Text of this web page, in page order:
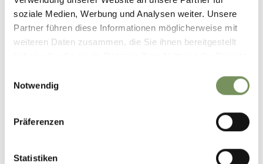
soziale Medien, Werbung und Analysen weiter. Unsere
Partner führen diese Informationen möglicherweise mit
weiteren Daten zusammen, die Sie ihnen bereitgestellt
Notwendig
Präferenzen
Statistiken
Walten 94 (Jaufenpass) 39015 Walten/St. Leonhard in
Passeier
info@flecknerhuette.bz.it